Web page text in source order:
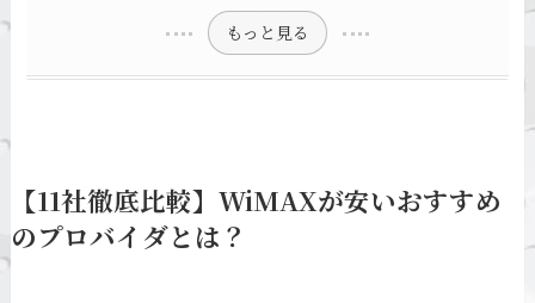
もっと見る
【11社徹底比較】WiMAXが安いおすすめ
のプロバイダとは？